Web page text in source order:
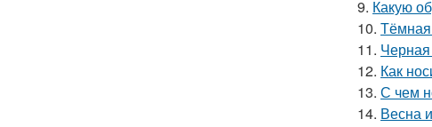
9. Какую
10. Тёмная
11.
12. Как
13. С чем
14. Весна